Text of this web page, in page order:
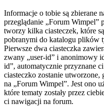
Informacje o tobie są zbierane
przeglądanie „Forum Wimpel”
tworzy kilka ciasteczek, które
pobranymi do katalogu plików
Pierwsze dwa ciasteczka
zwany „user-id” i anonimowy
id”, automatycznie przyznane
ciasteczko zostanie utworzone,
na „Forum Wimpel”. Jest ono
które tematy zostały przez
ci nawigacji na forum.